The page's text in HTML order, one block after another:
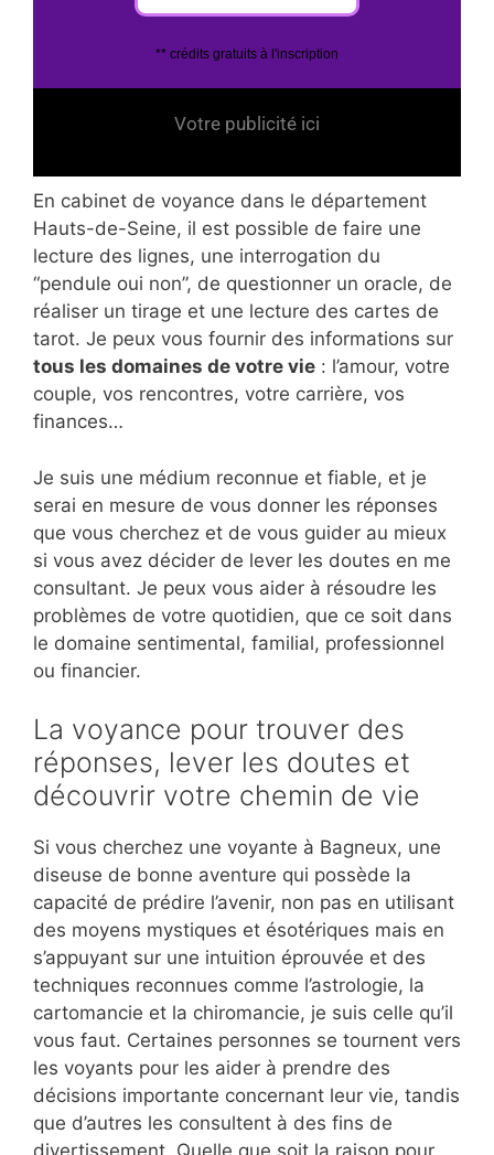
** crédits gratuits à l'inscription
Votre publicité ici
En cabinet de voyance dans le département
Hauts-de-Seine, il est possible de faire une
lecture des lignes, une interrogation du
“pendule oui non”, de questionner un oracle, de
réaliser un tirage et une lecture des cartes de
tarot. Je peux vous fournir des informations sur
tous les domaines de votre vie : l’amour, votre
couple, vos rencontres, votre carrière, vos
finances…
Je suis une médium reconnue et fiable, et je
serai en mesure de vous donner les réponses
que vous cherchez et de vous guider au mieux
si vous avez décider de lever les doutes en me
consultant. Je peux vous aider à résoudre les
problèmes de votre quotidien, que ce soit dans
le domaine sentimental, familial, professionnel
ou financier.
La voyance pour trouver des
réponses, lever les doutes et
découvrir votre chemin de vie
Si vous cherchez une voyante à Bagneux, une
diseuse de bonne aventure qui possède la
capacité de prédire l’avenir, non pas en utilisant
des moyens mystiques et ésotériques mais en
s’appuyant sur une intuition éprouvée et des
techniques reconnues comme l’astrologie, la
cartomancie et la chiromancie, je suis celle qu’il
vous faut. Certaines personnes se tournent vers
les voyants pour les aider à prendre des
décisions importante concernant leur vie, tandis
que d’autres les consultent à des fins de
divertissement. Quelle que soit la raison pour